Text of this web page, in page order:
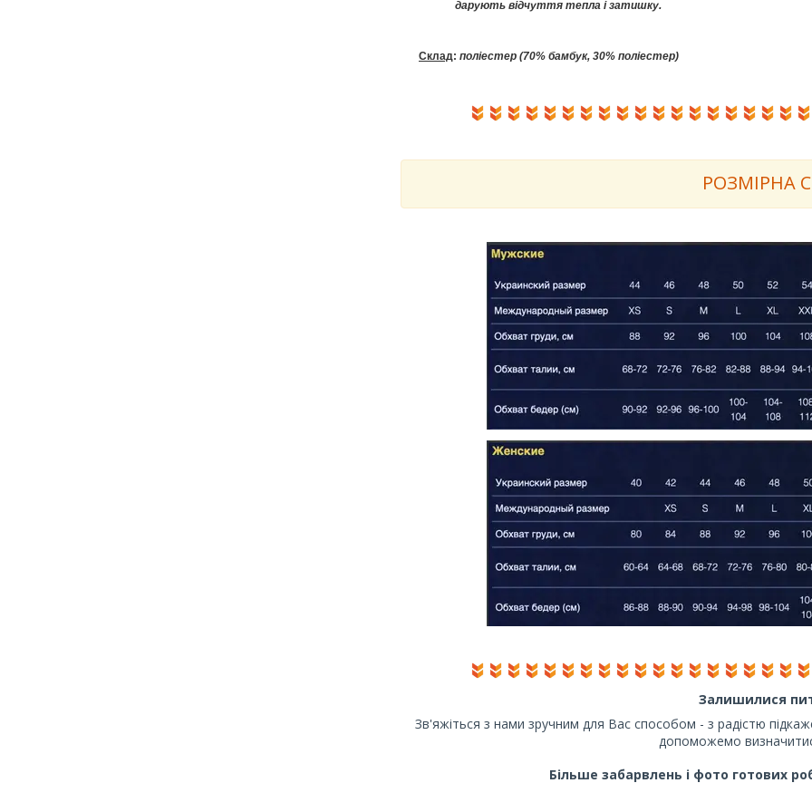
дарують відчуття тепла і затишку.
Склад: поліестер (70% бамбук, 30% поліестер)
РОЗМІРНА
Залишилися
Зв'яжіться з нами зручним для Вас способом - з радістю
допоможемо
Більше забарвлень і фото готових